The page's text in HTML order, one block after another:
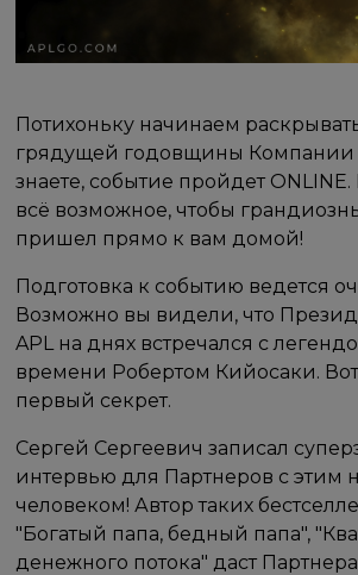
Потихоньку начинаем
грядущей годовщины Компании
знаете, событие пройдет
всё возможное, чтобы
пришел прямо к вам домой!
Подготовка к событию ведется
Возможно вы видели, что
APL на днях встречался с
времени Робертом Кийосаки.
первый секрет.
Сергей Сергеевич записал
интервью для Партнеров с этим
человеком! Автор таких
"Богатый папа, бедный папа",
денежного потока" даст